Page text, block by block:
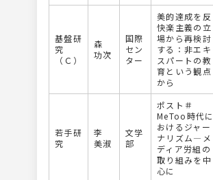
基盤研
究
（Ｃ）
森
功次
国際
セン
ター
美的達成を反
快楽主義の立
場から再検討
する：非エキ
スパートの教
育という観点
から
若手研
究
李
美淑
文学
部
ポスト＃
MeToo時代に
おけるジャー
ナリズム―メ
ディア労組の
取り組みを中
心に